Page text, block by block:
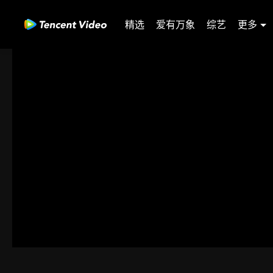
精选 爱有万象 综艺 更多